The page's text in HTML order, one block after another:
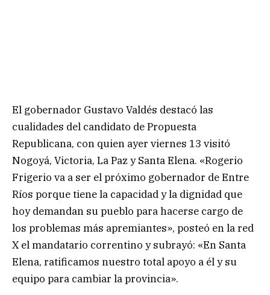
El gobernador Gustavo Valdés destacó las
cualidades del candidato de Propuesta
Republicana, con quien ayer viernes 13 visitó
Nogoyá, Victoria, La Paz y Santa Elena. «Rogerio
Frigerio va a ser el próximo gobernador de Entre
Ríos porque tiene la capacidad y la dignidad que
hoy demandan su pueblo para hacerse cargo de
los problemas más apremiantes», posteó en la red
X el mandatario correntino y subrayó: «En Santa
Elena, ratificamos nuestro total apoyo a él y su
equipo para cambiar la provincia».